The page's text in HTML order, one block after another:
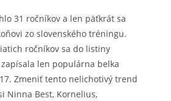
31 ročníkov a len päťkrát sa
zo slovenského tréningu.
ročníkov sa do listiny
len populárna belka
Zmeniť tento nelichotivý trend
Ninna Best, Kornelius,